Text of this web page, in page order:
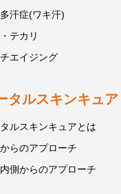
汗症(ワキ汗)
テカリ
エイジング
タルスキンキュア
タルスキンキュアとは
らのアプローチ
側からのアプローチ